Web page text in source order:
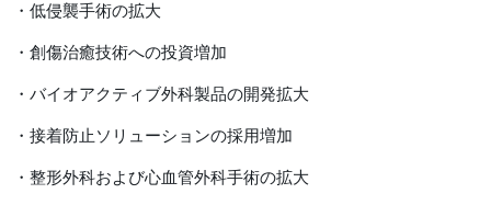
・低侵襲手術の拡大
・創傷治癒技術への投資増加
・バイオアクティブ外科製品の開発拡大
・接着防止ソリューションの採用増加
・整形外科および心血管外科手術の拡大